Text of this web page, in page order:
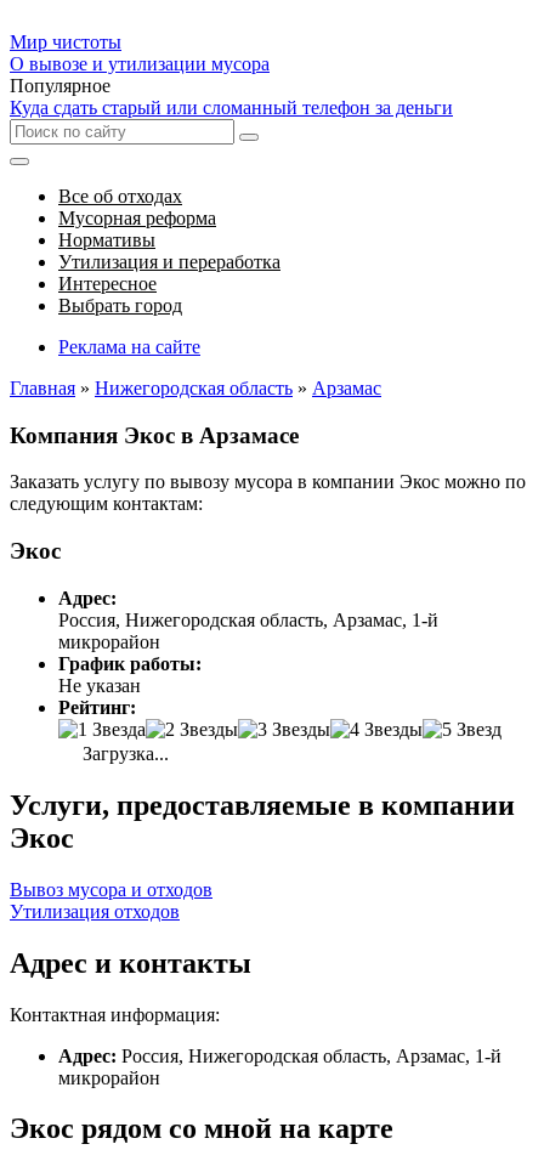
Мир чистоты
О вывозе и утилизации мусора
Популярное
Куда сдать старый или сломанный телефон за деньги
Все об отходах
Мусорная реформа
Нормативы
Утилизация и переработка
Интересное
Выбрать город
Реклама на сайте
Главная » Нижегородская область » Арзамас
Компания Экос в Арзамасе
Заказать услугу по вывозу мусора в компании Экос можно по
следующим контактам:
Экос
Адрес:
Россия, Нижегородская область, Арзамас, 1-й
микрорайон
График работы:
Не указан
Рейтинг:
Загрузка...
Услуги, предоставляемые в компании
Экос
Вывоз мусора и отходов
Утилизация отходов
Адрес и контакты
Контактная информация:
Адрес: Россия, Нижегородская область, Арзамас, 1-й
микрорайон
Экос рядом со мной на карте